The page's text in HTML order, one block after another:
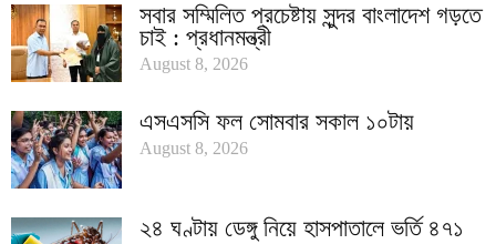
সবার সম্মিলিত প্রচেষ্টায় সুন্দর বাংলাদেশ গড়তে
চাই : প্রধানমন্ত্রী
August 8, 2026
এসএসসি ফল সোমবার সকাল ১০টায়
August 8, 2026
২৪ ঘণ্টায় ডেঙ্গু নিয়ে হাসপাতালে ভর্তি ৪৭১